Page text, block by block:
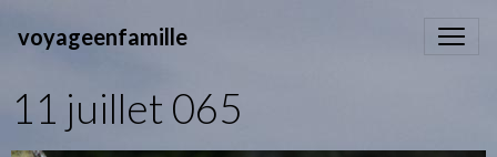
voyageenfamille
11 juillet 065